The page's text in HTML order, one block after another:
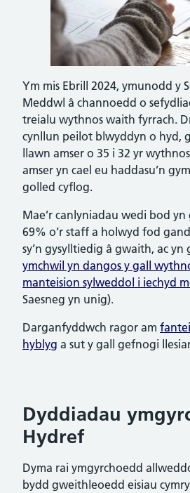
Ym mis Ebrill 2024, ymunodd y
Meddwl â channoedd o
treialu wythnos waith fyrrach.
cynllun peilot blwyddyn o hyd,
llawn amser o 35 i 32 yr
amser yn cael eu haddasu’n
golled cyflog.
Mae’r canlyniadau wedi bod
69% o’r staff a holwyd fod
sy’n gysylltiedig â gwaith, ac
ymchwil yn dangos y gall
manteision sylweddol i iechyd
Saesneg yn unig).
Darganfyddwch ragor am
hyblyg a sut y gall gefnogi
Dyddiadau
Hydref
Dyma rai ymgyrchoedd
bydd gweithleoedd eisiau